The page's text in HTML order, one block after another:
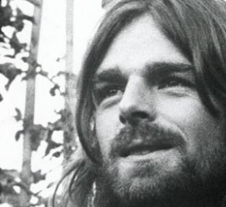
Unter dem Inhalt